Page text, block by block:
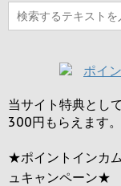
当サイト特典として
300円 もらえます。
★ポイントインカ
ュキャンペーン★